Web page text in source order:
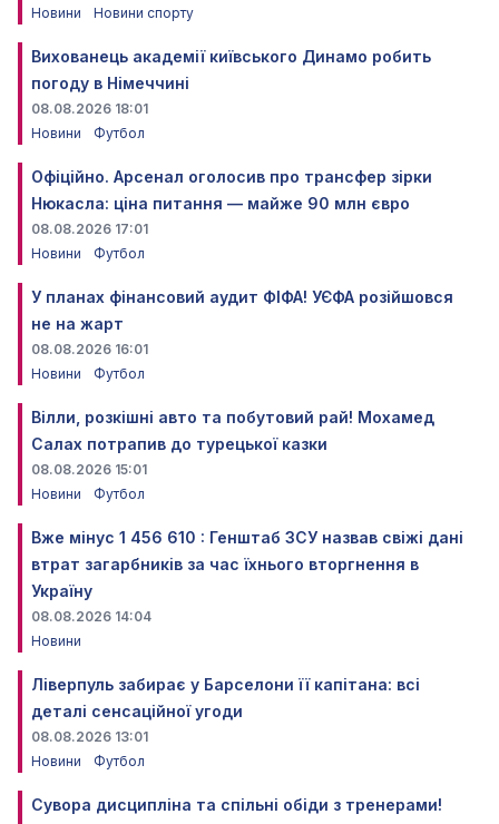
Новини Новини спорту
Вихованець академії київського Динамо робить
погоду в Німеччині
08.08.2026 18:01
Новини
Футбол
Офіційно. Арсенал оголосив про трансфер зірки
Нюкасла: ціна питання — майже 90 млн євро
08.08.2026 17:01
Новини
Футбол
У планах фінансовий аудит ФІФА! УЄФА розійшовся
не на жарт
08.08.2026 16:01
Новини
Футбол
Вілли, розкішні авто та побутовий рай! Мохамед
Салах потрапив до турецької казки
08.08.2026 15:01
Новини
Футбол
Вже мінус 1 456 610 : Генштаб ЗСУ назвав свіжі дані
втрат загарбників за час їхнього вторгнення в
Україну
08.08.2026 14:04
Новини
Ліверпуль забирає у Барселони її капітана: всі
деталі сенсаційної угоди
08.08.2026 13:01
Новини
Футбол
Сувора дисципліна та спільні обіди з тренерами!